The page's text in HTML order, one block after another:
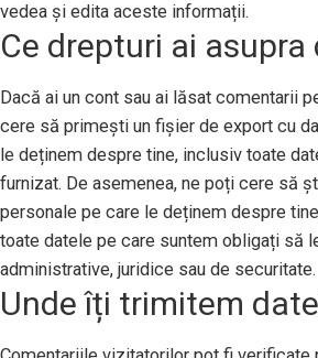
vedea și edita aceste informații.
Ce drepturi ai
Dacă ai un cont sau ai lăsat comentarii
cere să primești un fișier de export cu
le deținem despre tine, inclusiv toate
furnizat. De asemenea, ne poți cere să
personale pe care le deținem despre
toate datele pe care suntem obligați să
administrative, juridice sau de securitate.
Unde îți trimitem